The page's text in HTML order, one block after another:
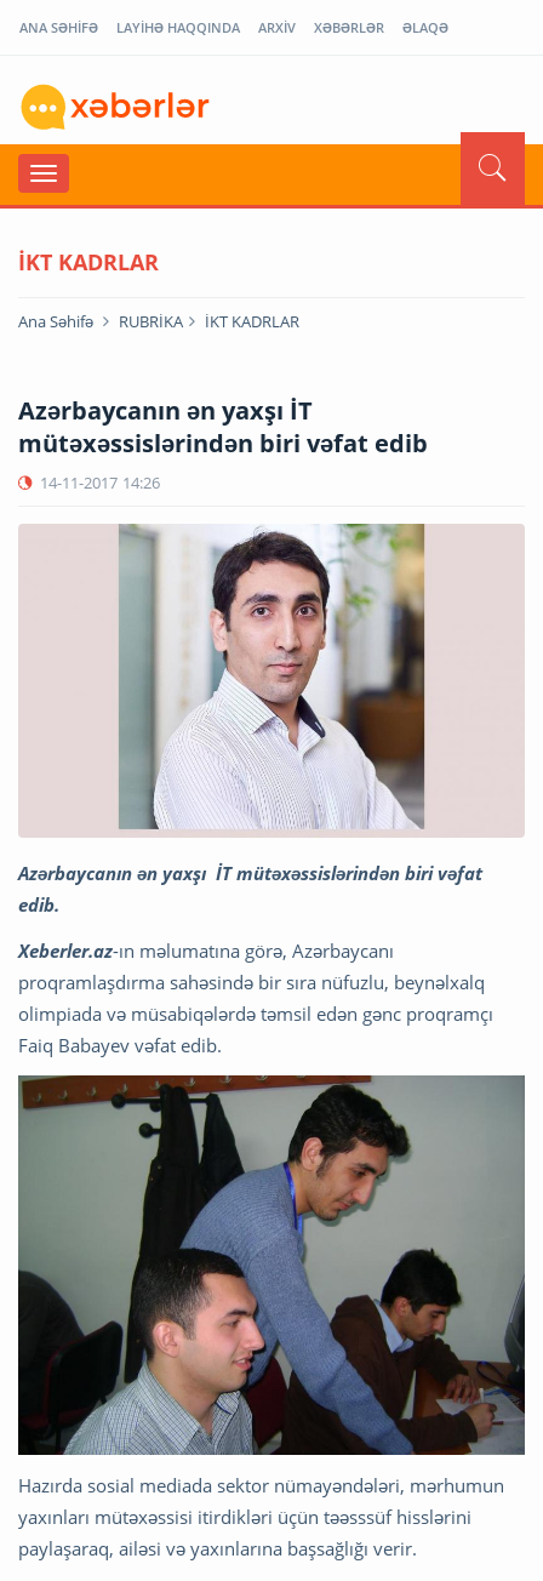
ANA SƏHİFƏ LAYİHƏ HAQQINDA ARXİV XƏBƏRLƏR ƏLAQƏ
İKT KADRLAR
Ana Səhifə RUBRİKA İKT KADRLAR
Azərbaycanın ən yaxşı İT
mütəxəssislərindən biri vəfat edib
14-11-2017 14:26
Azərbaycanın ən yaxşı İT mütəxəssislərindən biri vəfat
edib.
Xeberler.az-ın məlumatına görə, Azərbaycanı
proqramlaşdırma sahəsində bir sıra nüfuzlu, beynəlxalq
olimpiada və müsabiqələrdə təmsil edən gənc proqramçı
Faiq Babayev vəfat edib.
Hazırda sosial mediada sektor nümayəndələri, mərhumun
yaxınları mütəxəssisi itirdikləri üçün təəsssüf hisslərini
paylaşaraq, ailəsi və yaxınlarına başsağlığı verir.